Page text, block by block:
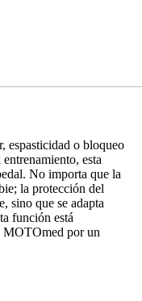
espasticidad o bloqueo
esta
No importa que la
la protección del
sino que se adapta
función está
MOTOmed por un